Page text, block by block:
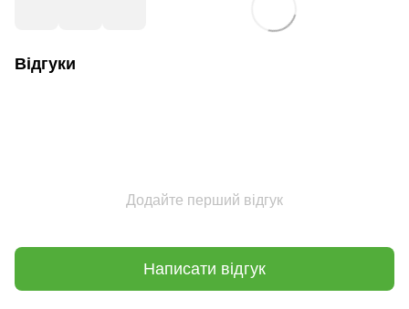
Відгуки
Додайте перший відгук
Написати відгук